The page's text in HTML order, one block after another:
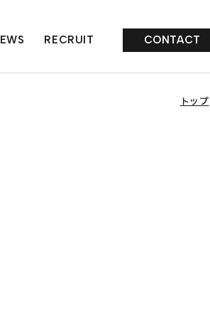
RECRUIT CONTACT
トップ